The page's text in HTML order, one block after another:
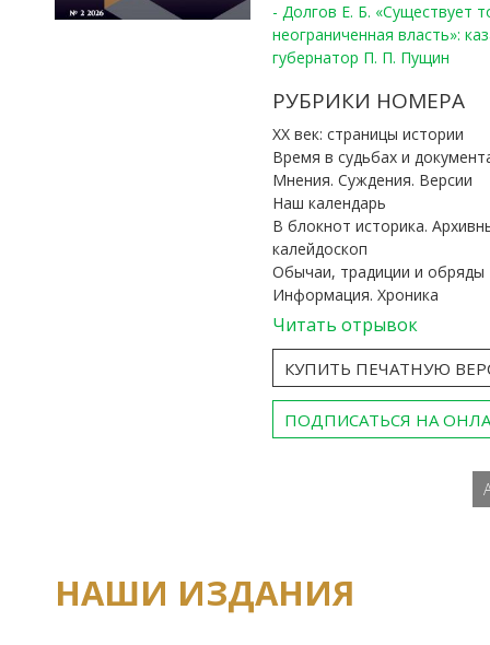
- Долгов Е. Б. «Существует
неограниченная власть»:
губернатор П. П. Пущин
РУБРИКИ НОМЕРА
ХХ век: страницы истории
Время в судьбах и
Мнения. Суждения. Версии
Наш календарь
В блокнот историка.
калейдоскоп
Обычаи, традиции и обряды
Информация. Хроника
Читать отрывок
КУПИТЬ ПЕЧАТНУЮ
ПОДПИСАТЬСЯ НА
НАШИ ИЗДАНИЯ